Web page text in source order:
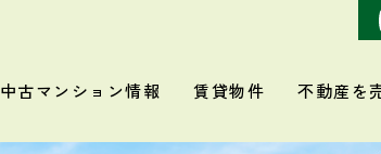
中古マンション情報 賃貸物件 不動産を